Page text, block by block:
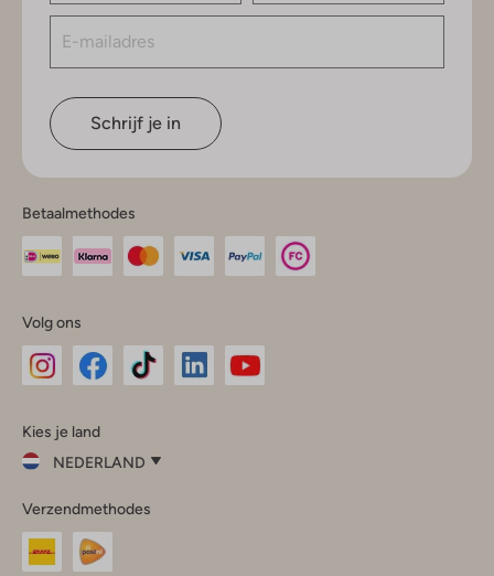
Schrijf je in
Betaalmethodes
Volg ons
InstagramFacebook
Kies je land
NEDERLAND
je
land
Nederland
Verzendmethodes